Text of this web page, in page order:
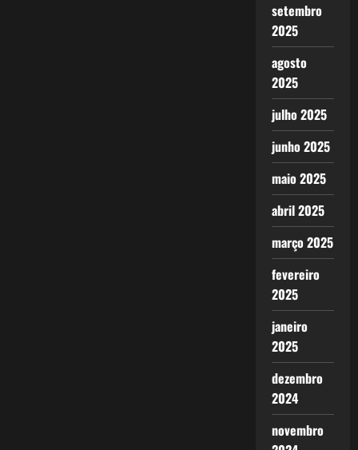
setembro
2025
agosto
2025
julho 2025
junho 2025
maio 2025
abril 2025
março 2025
fevereiro
2025
janeiro
2025
dezembro
2024
novembro